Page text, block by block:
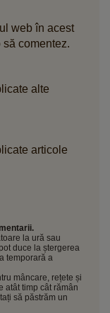
web în acest
comentez.
alte
articole
la ură sau
duce la ștergerea
temporară a
mâncare, rețete și
atât timp cât rămân
să păstrăm un